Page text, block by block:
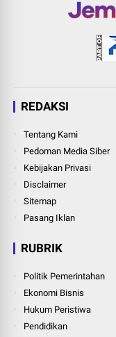
REDAKSI
Tentang Kami
Pedoman Media Siber
Kebijakan Privasi
Disclaimer
Sitemap
Pasang Iklan
RUBRIK
Politik Pemerintahan
Ekonomi Bisnis
Hukum Peristiwa
Pendidikan